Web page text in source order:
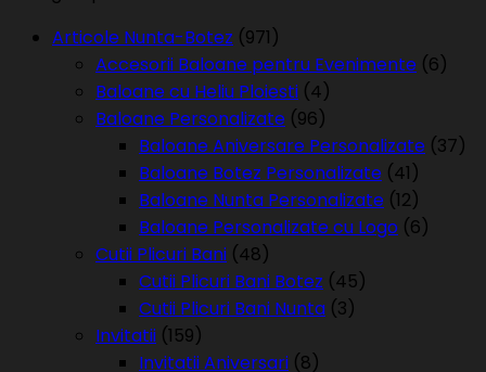
Articole Nunta-Botez (971)
Accesorii Baloane pentru Evenimente (6)
Baloane cu Heliu Ploiesti (4)
Baloane Personalizate (96)
Baloane Aniversare Personalizate (37)
Baloane Botez Personalizate (41)
Baloane Nunta Personalizate (12)
Baloane Personalizate cu Logo (6)
Cutii Plicuri Bani (48)
Cutii Plicuri Bani Botez (45)
Cutii Plicuri Bani Nunta (3)
Invitatii (159)
Invitatii Aniversari (8)